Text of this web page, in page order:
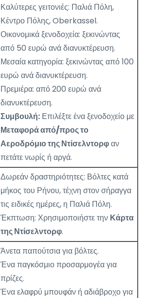
Καλύτερες γειτονιές: Παλιά Πόλη,
Κέντρο Πόλης, Oberkassel.
Οικονομικά ξενοδοχεία: ξεκινώντας
από 50 ευρώ ανά διανυκτέρευση.
Μεσαία κατηγορία: ξεκινώντας από 100
ευρώ ανά διανυκτέρευση.
Πρεμιέρα: από 200 ευρώ ανά
διανυκτέρευση.
Συμβουλή: Επιλέξτε ένα ξενοδοχείο με
Μεταφορά από/προς το
Αεροδρόμιο της Ντίσελντορφαν
πετάτε νωρίς ή αργά.
Δωρεάν δραστηριότητες: Βόλτες κατά
μήκος του Ρήνου, τέχνη στον σήραγγα
τις ειδικές ημέρες, η Παλιά Πόλη.
Έκπτωση: Χρησιμοποιήστε την Κάρτα
της Ντίσελντορφ.
Άνετα παπούτσια για βόλτες.
Ένα παγκόσμιο προσαρμογέα για
πρίζες.
Ένα ελαφρύ μπουφάν ή αδιάβροχο για